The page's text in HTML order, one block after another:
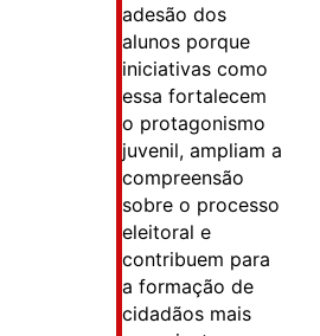
adesão dos
alunos porque
iniciativas como
essa fortalecem
o protagonismo
juvenil, ampliam a
compreensão
sobre o processo
eleitoral e
contribuem para
a formação de
cidadãos mais